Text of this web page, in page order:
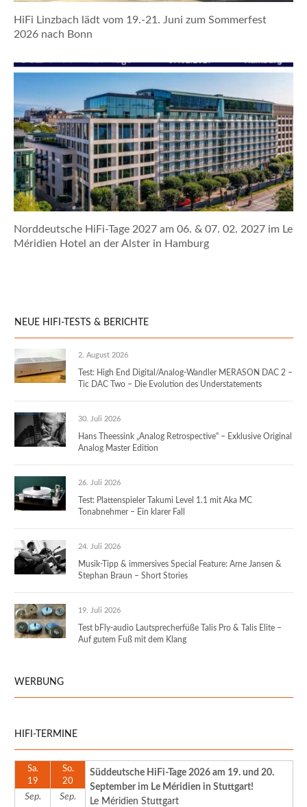
HiFi Linzbach lädt vom 19.-21. Juni zum Sommerfest
2026 nach Bonn
Norddeutsche HiFi-Tage 2027 am 06. & 07. 02. 2027 im Le
Méridien Hotel an der Alster in Hamburg
NEUE HIFI-TESTS & BERICHTE
2. August 2026
Test: High End Digital/Analog-Wandler MERASON DAC 2 –
Tic DAC Two – Die Evolution des Understatements
30. Juli 2026
Hans Theessink „Analog Retrospective“ – Exklusive Original
Analog Master Edition
26. Juli 2026
Test: Plattenspieler Takumi Level 1.1 mit Aka MC
Tonabnehmer – Ein klarer Fall
24. Juli 2026
Musik-Tipp & immersives Special Feature: Arne Jansen &
Stephan Braun – Short Stories
19. Juli 2026
Test bFly-audio Lautsprecherfüße Talis Pro & Talis Elite –
Auf gutem Fuß mit dem Klang
WERBUNG
HIFI-TERMINE
Sa.
19
Sep.
So.
20
Sep.
Süddeutsche HiFi-Tage 2026 am 19. und 20.
September im Le Méridien in Stuttgart!
Le Méridien Stuttgart